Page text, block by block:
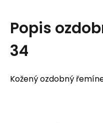
Popis
34
Kožený ozdobný